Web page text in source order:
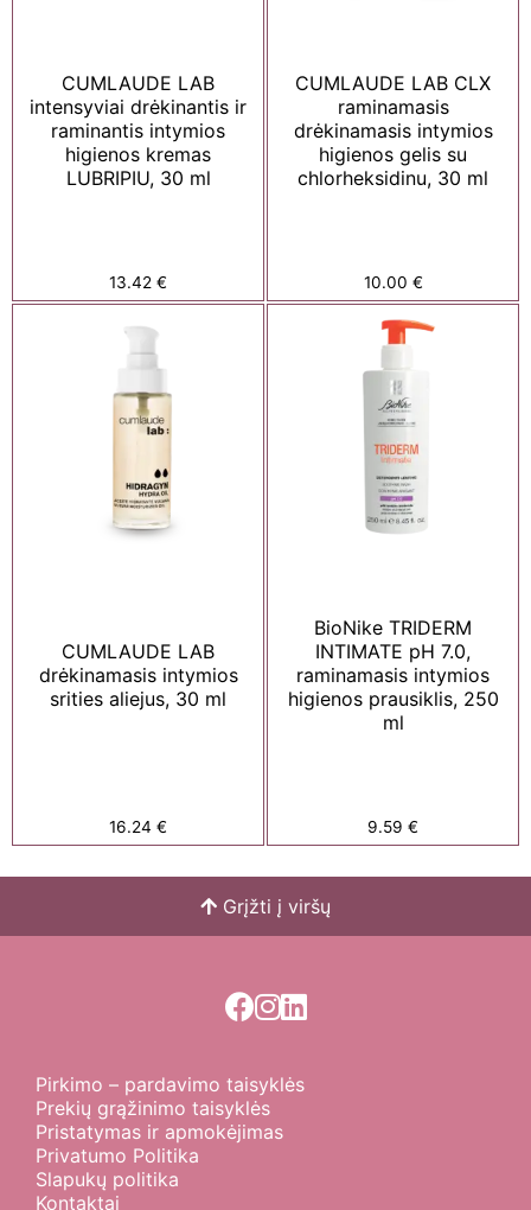
CUMLAUDE LAB
intensyviai drėkinantis ir
raminantis intymios
higienos kremas
LUBRIPIU, 30 ml
13.42 €
CUMLAUDE LAB CLX
raminamasis
drėkinamasis intymios
higienos gelis su
chlorheksidinu, 30 ml
10.00 €
CUMLAUDE LAB
drėkinamasis intymios
srities aliejus, 30 ml
16.24 €
BioNike TRIDERM
INTIMATE pH 7.0,
raminamasis intymios
higienos prausiklis, 250
ml
9.59 €
Grįžti į viršų
Pirkimo – pardavimo taisyklės
Prekių grąžinimo taisyklės
Pristatymas ir apmokėjimas
Privatumo Politika
Slapukų politika
Kontaktai